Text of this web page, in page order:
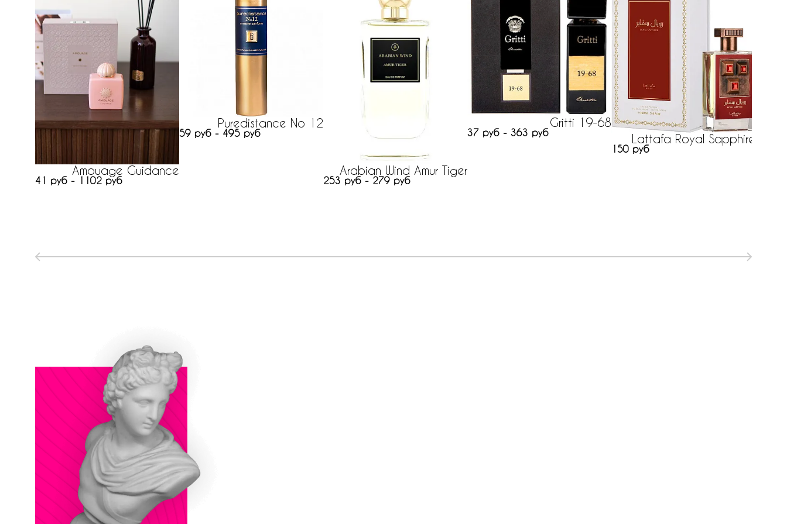
Amouage Guidance
41 руб - 1102 руб
Puredistance No 12
59 руб - 495 руб
Arabian Wind Amur Tiger
253 руб - 279 руб
Gritti 19-68
37 руб - 363 руб Lattafa Royal Sapphire
150 руб